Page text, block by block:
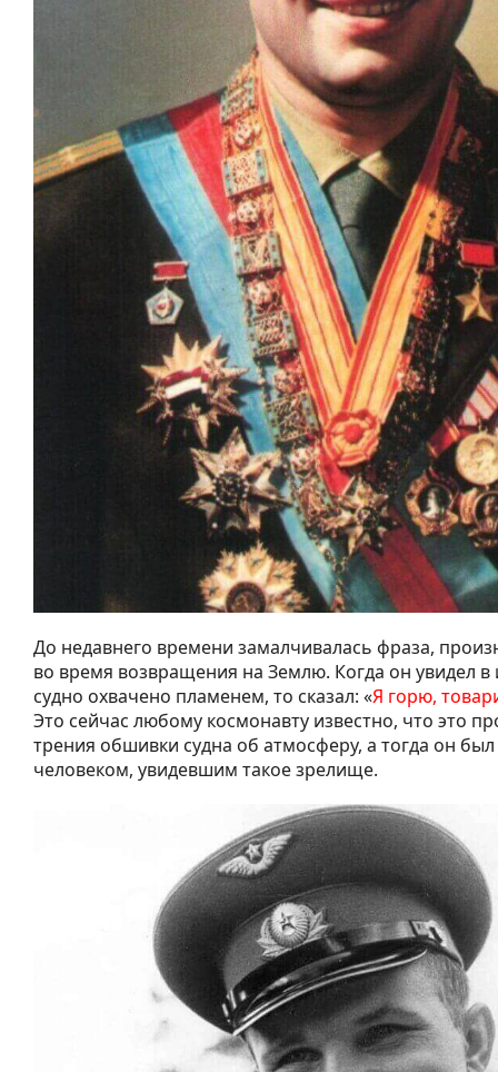
До недавнего времени замалчивалась фраза,
во время возвращения на Землю. Когда он увидел
судно охвачено пламенем, то сказал: «Я горю,
Это сейчас любому космонавту известно, что это
трения обшивки судна об атмосферу, а тогда он
человеком, увидевшим такое зрелище.